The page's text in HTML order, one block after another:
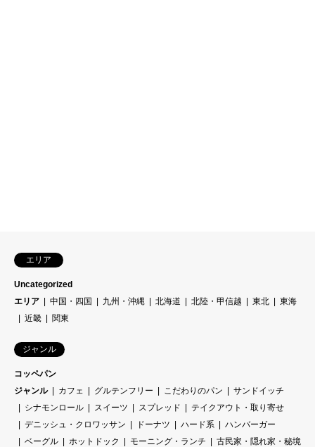
エリア
Uncategorized
エリア
中国・四国 九州・沖縄 北海道 北陸・甲信越 東北
東海
近畿
関東
ジャンル
コッペパン
ジャンル
カフェ グルテンフリー こだわりのパン
サンドイッチ
シナモンロール
スイーツ スプレッド
テイクアウト・取り寄せ
デニッシュ・クロワッサン
ドーナツ ハード系
ハンバーガー
ベーグル
ホットドック モーニング・ランチ
古民家・隠れ家・秘境